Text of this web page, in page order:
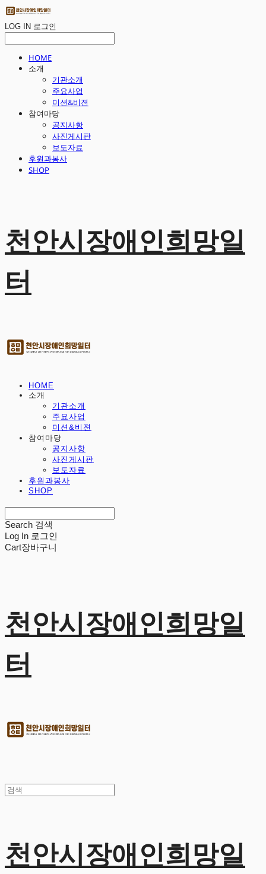
LOG IN 로그인
HOME
소개
기관소개
주요사업
미션&비젼
참여마당
공지사항
사진게시판
보도자료
후원과봉사
SHOP
천안시장애인희망일
터
HOME
소개
기관소개
주요사업
미션&비젼
참여마당
공지사항
사진게시판
보도자료
후원과봉사
SHOP
Search 검색
Log In 로그인
Cart장바구니
천안시장애인희망일
터
천안시장애인희망일